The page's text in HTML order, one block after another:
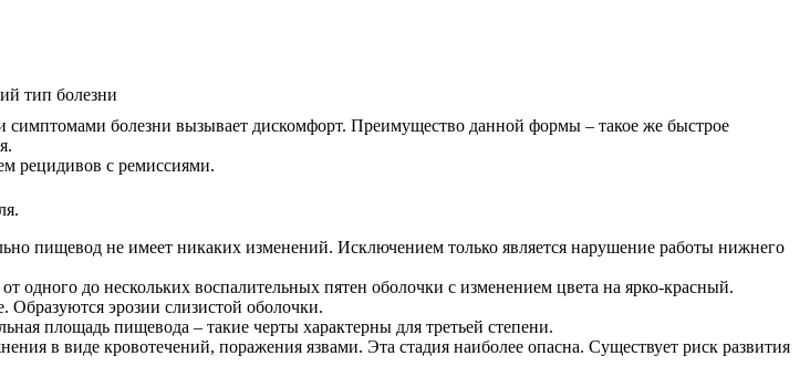
симптомами болезни вызывает дискомфорт. Преимущество данной формы – такое же быстрое
рецидивов с ремиссиями.
пищевод не имеет никаких изменений. Исключением только является нарушение работы нижнего
одного до нескольких воспалительных пятен оболочки с изменением цвета на ярко-красный.
Образуются эрозии слизистой оболочки.
площадь пищевода – такие черты характерны для третьей степени.
в виде кровотечений, поражения язвами. Эта стадия наиболее опасна. Существует риск развития